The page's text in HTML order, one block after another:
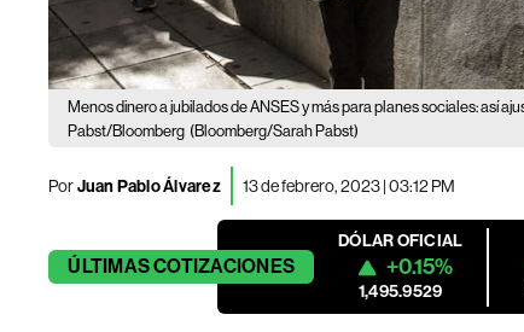
Menos dinero a jubilados de ANSES y más para planes sociales: así
Pabst/Bloomberg (Bloomberg/Sarah Pabst)
PorJuan Pablo Álvarez 13 de febrero, 2023 | 03:12 PM
ÚLTIMASCOTIZACIONES
DÓLAR OFICIAL
+0.15%
1,495.9529